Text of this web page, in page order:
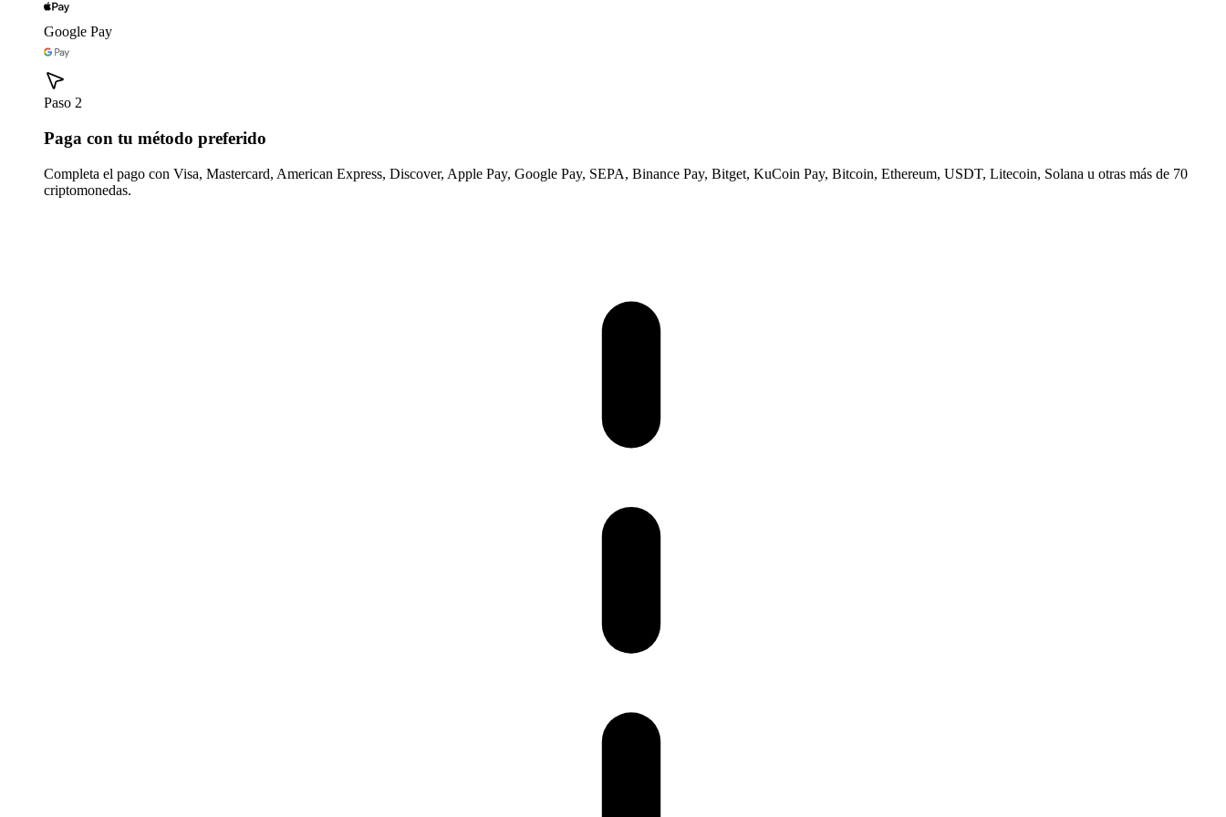
Google Pay
Paso 2
Paga con tu método preferido
Completa el pago con Visa, Mastercard, American Express, Discover, Apple Pay, Google Pay, SEPA, Binance Pay, Bitget, KuCoin Pay, Bitcoin, Ethereum, USDT, Litecoin, Solana u otras más de 70
criptomonedas.